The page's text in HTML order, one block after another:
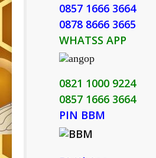
0857 1666 3664
0878 8666 3665
WHATSS APP
0821 1000 9224
0857 1666 3664
PIN BBM